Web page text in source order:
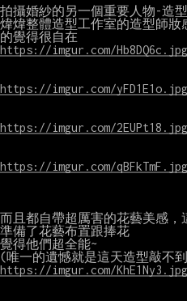
拍攝婚紗的另一個重要人物-造
煒煒整體造型工作室的造型師
https://imgur.com/Hb8DQ6c.jpg
https://imgur.com/yFD1E1o.jpg
https://imgur.com/2EUPt18.jpg
https://imgur.com/qBFkTmF.jpg
而且都自帶超厲害的花藝美感
準備了花藝布置跟捧花
覺得他們超全能~
https://imgur.com/KhE1Ny3.jpg